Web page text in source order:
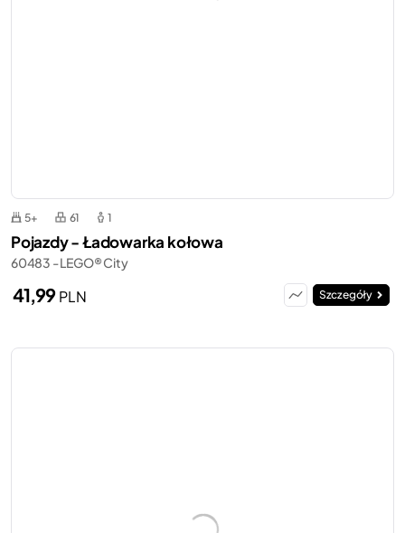
5+ 61 1
Pojazdy - Ładowarka kołowa
60483 - LEGO® City
41,99PLN Szczegóły